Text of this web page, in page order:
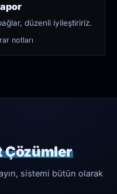
düzenli iyileştiririz.
notları
Çözümler
sistemi bütün olarak